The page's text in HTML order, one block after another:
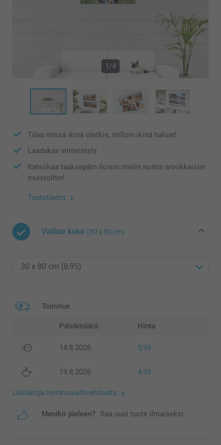
1/4
Tilaa missä ikinä oletkin, milloin ikinä haluat!
Laadukas viimeistely
Katsokaa taaksepäin iloisin mielin noihin arvokkaisiin
muistoihin!
Tuotetiedot
Valitse koko (30 x 80 cm)
Toimitus
Päivämäärä Hinta
14.8.2026 5,95
19.8.2026 4,95
Lisätietoja toimitusvaihtoehdoista
Menikö pieleen? Saa uusi tuote ilmaiseksi